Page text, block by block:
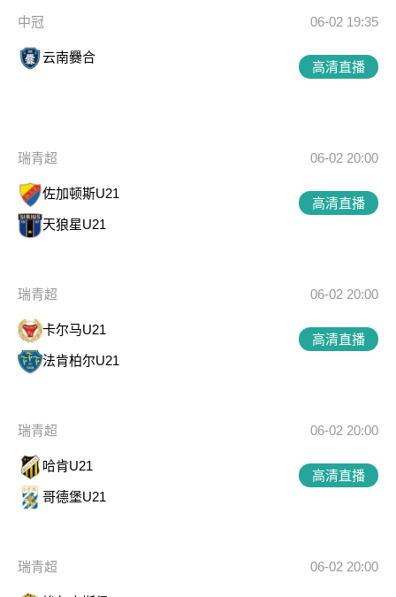
中冠 06-02 19:35
云南爨合
高清直播
瑞青超 06-02 20:00
佐加顿斯U21
天狼星U21
高清直播
瑞青超 06-02 20:00
卡尔马U21
法肯柏尔U21
高清直播
瑞青超 06-02 20:00
哈肯U21
哥德堡U21
高清直播
瑞青超 06-02 20:00